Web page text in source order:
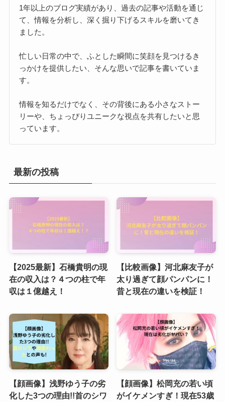
1年以上のブログ実績があり、過去の記事や活動を通じ
て、情報を分析し、深く掘り下げるスキルを磨いてき
ました。
忙しい日常の中で、ふとした瞬間に笑顔を見つけるき
っかけを提供したい、そんな思いで記事を書いていま
す。
情報を知るだけでなく、その背後にある小さなストー
リーや、ちょっぴりユニークな視点を共有したいと思
っています。
最新の投稿
【2025最新】石橋貴明の現
在の収入は？４つの柱で年
収は１億越え！
【比較画像】河北麻友子が
太り過ぎて顔パンパンに！
昔と現在の違いを検証！
【顔画像】浅野ゆう子の劣
化した3つの理由!!首のシワ
【顔画像】松岡充の若い頃
がイケメンすぎ！現在53歳